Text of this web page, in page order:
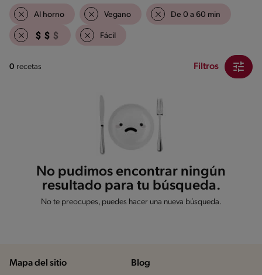
Al horno Vegano De 0 a 60 min
Fácil
0 recetas Filtros
No pudimos encontrar ningún
resultado para tu búsqueda.
No te preocupes, puedes hacer una nueva búsqueda.
Mapa del sitio Blog